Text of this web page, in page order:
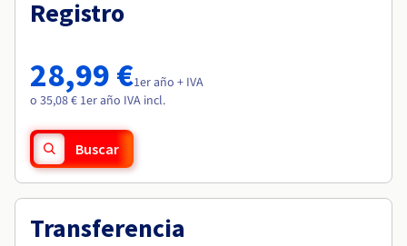
Precios
Roadmap & Changelog
Observabilidad
Roadmap y Changelog
Roadmap & Changelog
Roadmap & Changelog
Roadmap & Changelog
Registro
28,99 €1er año + IVA
o 35,08 € 1er año IVA incl.
Buscar
Transferencia